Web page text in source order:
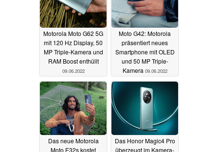
Motorola Moto G62 5G
mit 120 Hz Display, 50
MP Triple-Kamera und
RAM Boost enthüllt
09.06.2022
Moto G42: Motorola
präsentiert neues
Smartphone mit OLED
und 50 MP Triple-
Kamera 09.06.2022
Das neue Motorola
Moto E32s kostet
Das Honor Magic4 Pro
überzeugt im Kamera-